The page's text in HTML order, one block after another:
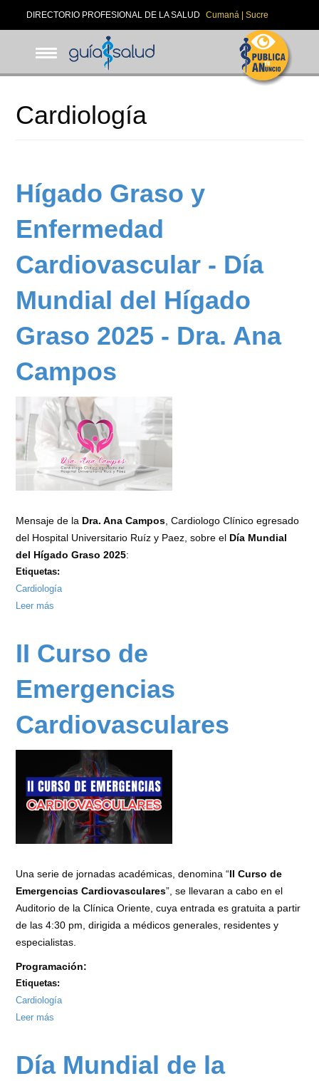
DIRECTORIO PROFESIONAL DE LA SALUD Cumaná | Sucre
Cardiología
Hígado Graso y
Enfermedad
Cardiovascular - Día
Mundial del Hígado
Graso 2025 - Dra. Ana
Campos
Mensaje de la Dra. Ana Campos, Cardiologo Clínico egresado
del Hospital Universitario Ruíz y Paez, sobre el Día Mundial
del Hígado Graso 2025:
Etiquetas:
Cardiología
Leer más
y
Cardiovascular
Día
Hígado
Graso
2025
-
Dra.
Campos
II Curso de
Emergencias
Cardiovasculares
Una serie de jornadas académicas, denomina “II Curso de
Emergencias Cardiovasculares”, se llevaran a cabo en el
Auditorio de la Clínica Oriente, cuya entrada es gratuita a partir
de las 4:30 pm, dirigida a médicos generales, residentes y
especialistas.
Programación:
Etiquetas:
Cardiología
Leer más
de
Día Mundial de la